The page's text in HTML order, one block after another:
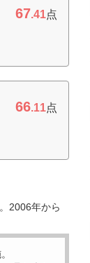
67.41点
66.11点
2006年から